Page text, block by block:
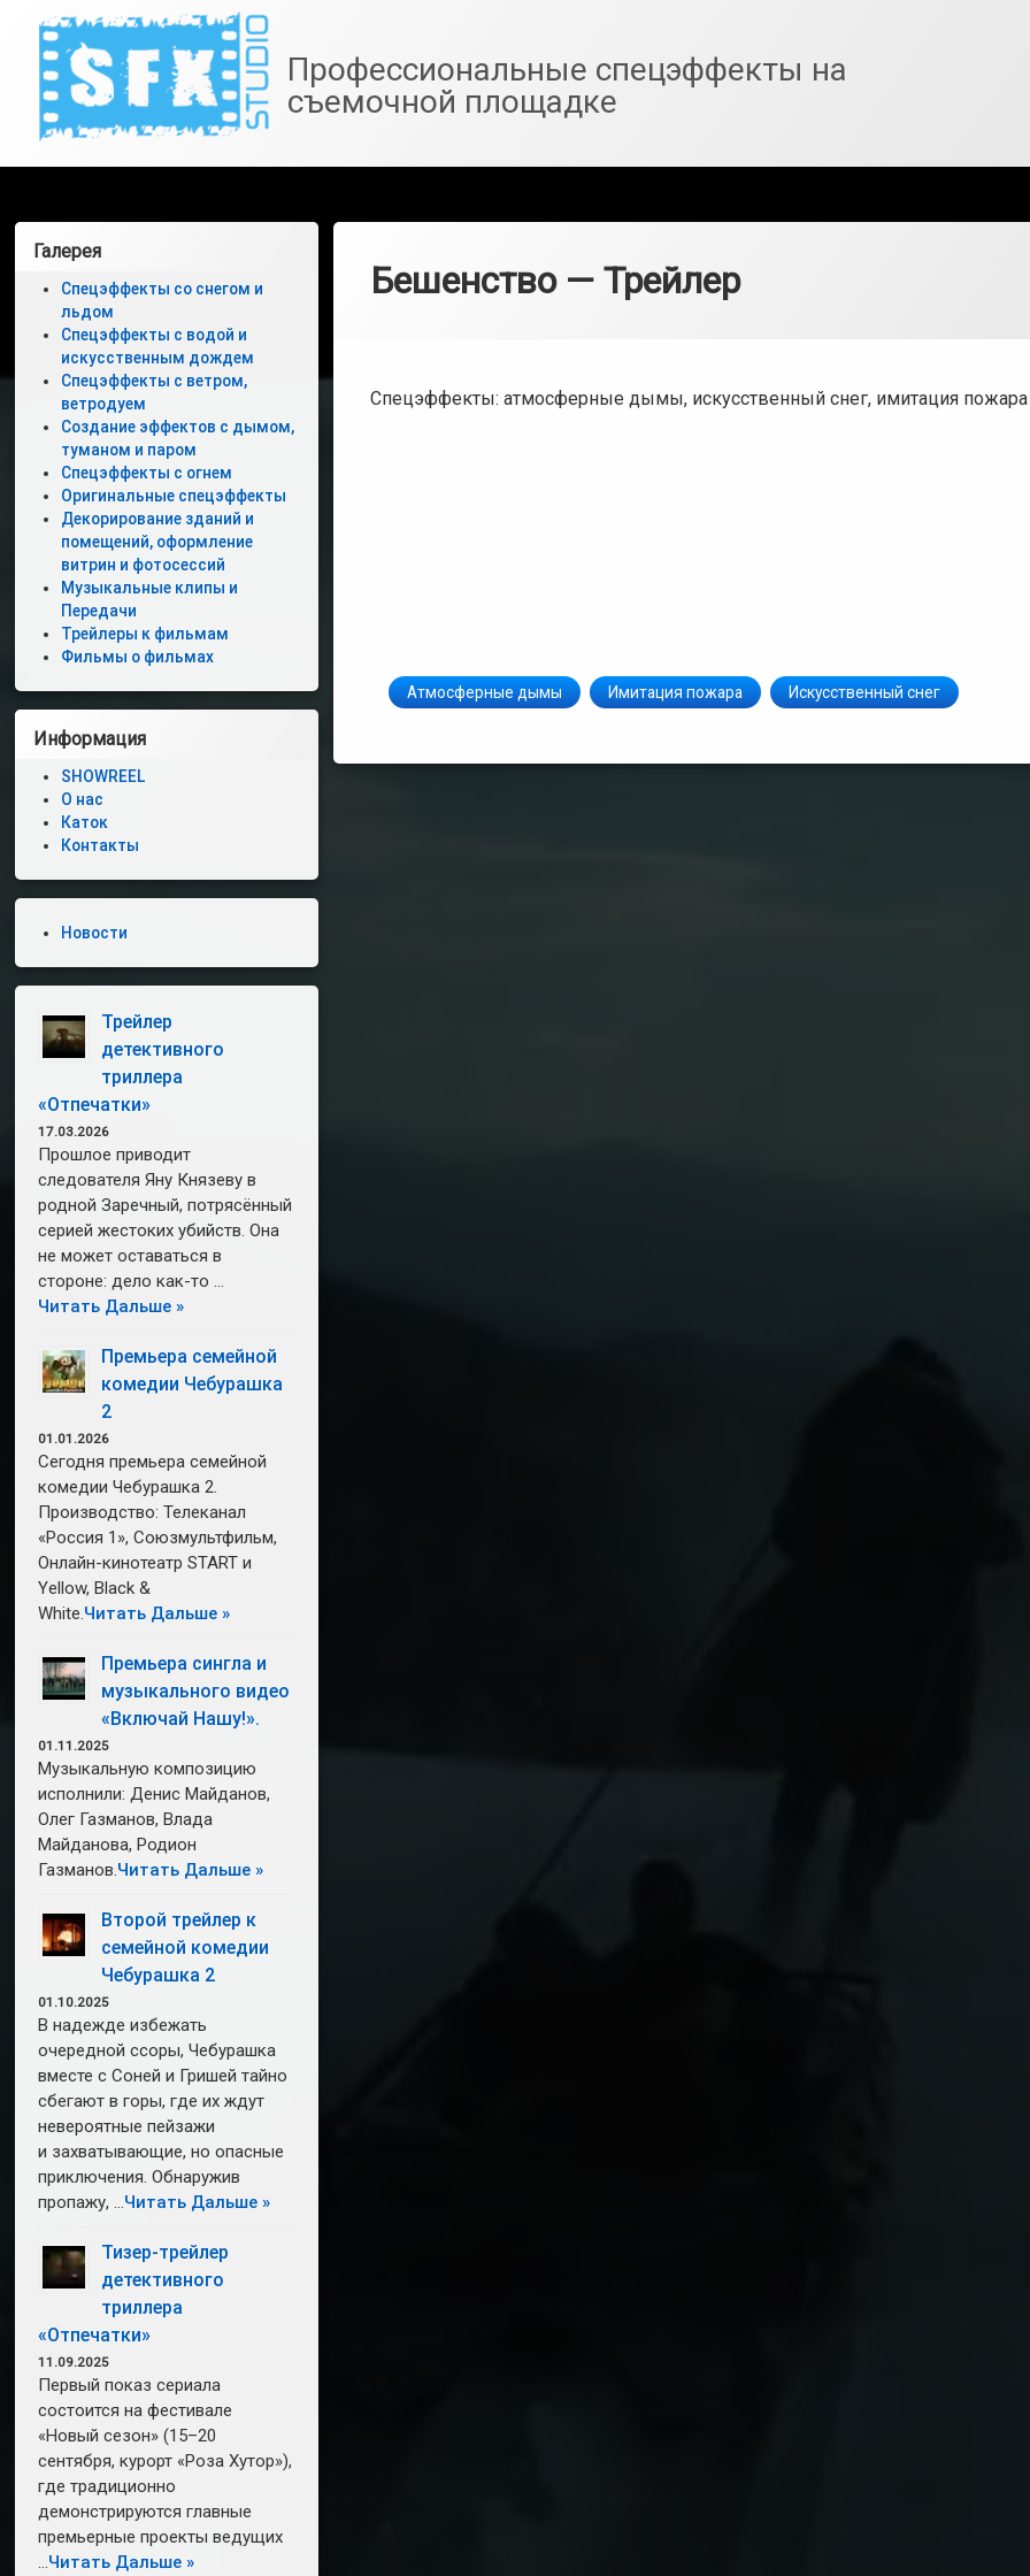
содержимому
SfxStudio.ru
Профессиональные спецэффекты на
съемочной площадке
Бешенство — Трейлер
Спецэффекты: атмосферные дымы, искусственный снег, имитация пожара
Атмосферные дымы Имитация пожара Искусственный снег
Левая
боковая
панель
Галерея
Спецэффекты со снегом и
льдом
Спецэффекты с водой и
искусственным дождем
Спецэффекты с ветром,
ветродуем
Создание эффектов с дымом,
туманом и паром
Спецэффекты с огнем
Оригинальные спецэффекты
Декорирование зданий и
помещений, оформление
витрин и фотосессий
Музыкальные клипы и
Передачи
Трейлеры к фильмам
Фильмы о фильмах
Информация
SHOWREEL
О нас
Каток
Контакты
Новости
Трейлер
детективного
триллера
«Отпечатки»
17.03.2026
Прошлое приводит
следователя Яну Князеву в
родной Заречный, потрясённый
серией жестоких убийств. Она
не может оставаться в
стороне: дело как-то …
Читать Дальше »
Премьера семейной
комедии Чебурашка
2
01.01.2026
Сегодня премьера семейной
комедии Чебурашка 2.
Производство: Телеканал
«Россия 1», Союзмультфильм,
Онлайн-кинотеатр START и
Yellow, Black &
White.Читать Дальше »
Премьера сингла и
музыкального видео
«Включай Нашу!».
01.11.2025
Музыкальную композицию
исполнили: Денис Майданов,
Олег Газманов, Влада
Майданова, Родион
Газманов.Читать Дальше »
Второй трейлер к
семейной комедии
Чебурашка 2
01.10.2025
В надежде избежать
очередной ссоры, Чебурашка
вместе с Соней и Гришей тайно
сбегают в горы, где их ждут
невероятные пейзажи
и захватывающие, но опасные
приключения. Обнаружив
пропажу, …Читать Дальше »
Тизер-трейлер
детективного
триллера
«Отпечатки»
11.09.2025
Первый показ сериала
состоится на фестивале
«Новый сезон» (15–20
сентября, курорт «Роза Хутор»),
где традиционно
демонстрируются главные
премьерные проекты ведущих
…Читать Дальше »